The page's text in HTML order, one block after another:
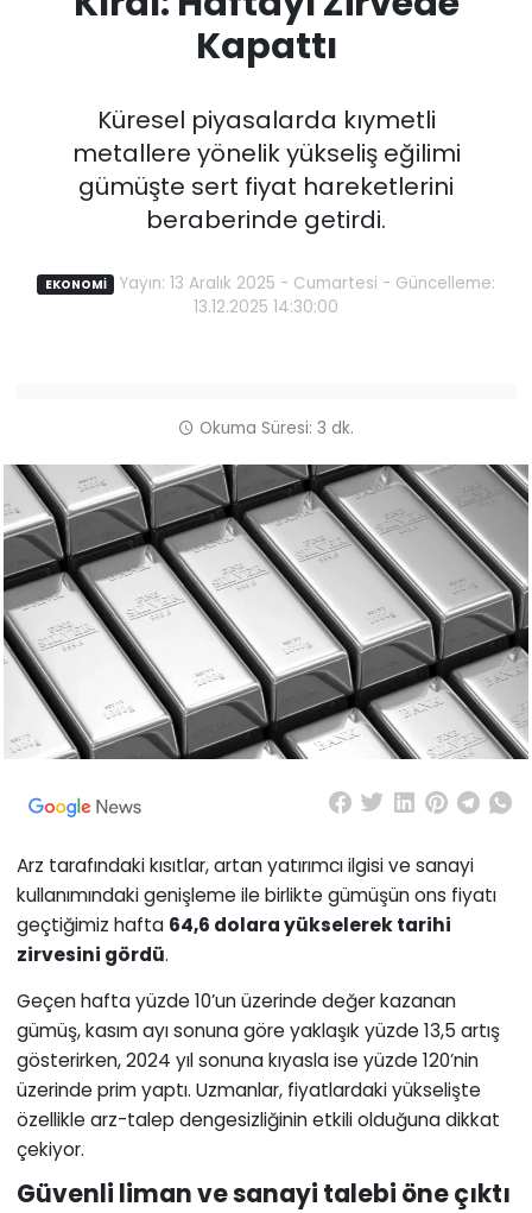
Kapattı
Küresel piyasalarda kıymetli
metallere yönelik yükseliş eğilimi
gümüşte sert fiyat hareketlerini
beraberinde getirdi.
EKONOMİ
Yayın: 13 Aralık 2025 - Cumartesi - Güncelleme:
13.12.2025 14:30:00
Okuma Süresi: 3 dk.
Arz tarafındaki kısıtlar, artan yatırımcı ilgisi ve sanayi
kullanımındaki genişleme ile birlikte gümüşün ons fiyatı
geçtiğimiz hafta 64,6 dolara yükselerek tarihi
zirvesini gördü.
Geçen hafta yüzde 10’un üzerinde değer kazanan
gümüş, kasım ayı sonuna göre yaklaşık yüzde 13,5 artış
gösterirken, 2024 yıl sonuna kıyasla ise yüzde 120’nin
üzerinde prim yaptı. Uzmanlar, fiyatlardaki yükselişte
özellikle arz-talep dengesizliğinin etkili olduğuna dikkat
çekiyor.
Güvenli liman ve sanayi talebi öne çıktı